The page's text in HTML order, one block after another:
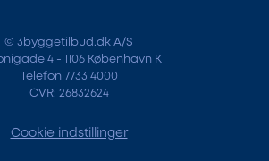
© 3byggetilbud.dk A/S
4 - 1106 København K
Telefon 7733 4000
CVR: 26832624
Cookie indstillinger